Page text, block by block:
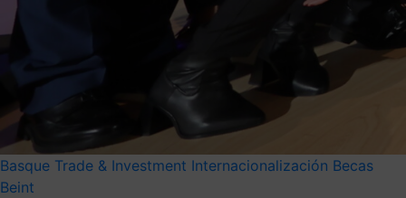
Basque Trade & Investment Internacionalización Becas
Beint